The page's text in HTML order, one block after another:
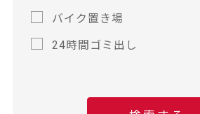
バイク置き場
24時間ゴミ出し